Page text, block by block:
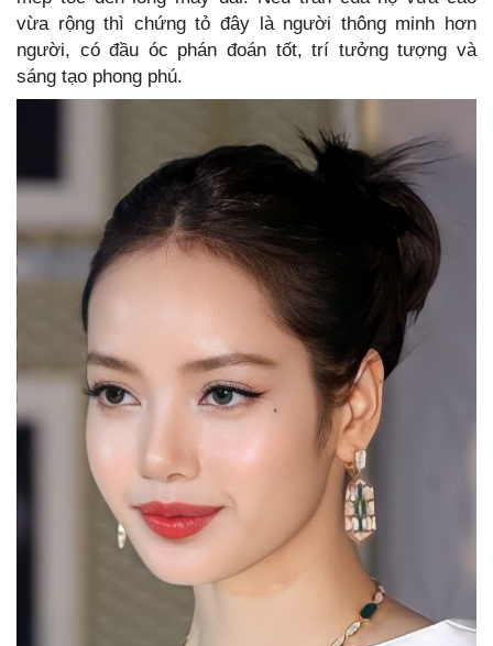
vừa rộng thì chứng tỏ đây là người thông minh hơn
người, có đầu óc phán đoán tốt, trí tưởng tượng và
sáng tạo phong phú.